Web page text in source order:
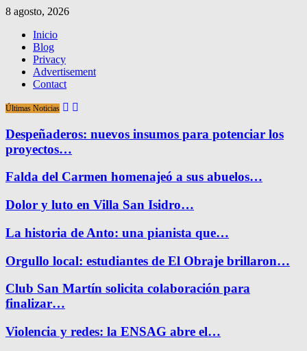
8 agosto, 2026
Inicio
Blog
Privacy
Advertisement
Contact
Últimas Noticias
Despeñaderos: nuevos insumos para potenciar los
proyectos…
Falda del Carmen homenajeó a sus abuelos…
Dolor y luto en Villa San Isidro…
La historia de Anto: una pianista que…
Orgullo local: estudiantes de El Obraje brillaron…
Club San Martín solicita colaboración para
finalizar…
Violencia y redes: la ENSAG abre el…